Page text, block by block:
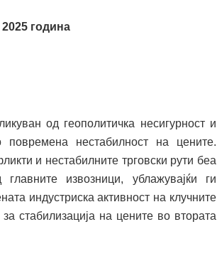
година
од геополитичка несигурност и
повремена нестабилност на цените.
и нестабилните трговски рути беа
извозници, ублажувајќи ги
индустриска активност на клучните
стабилизација на цените во втората